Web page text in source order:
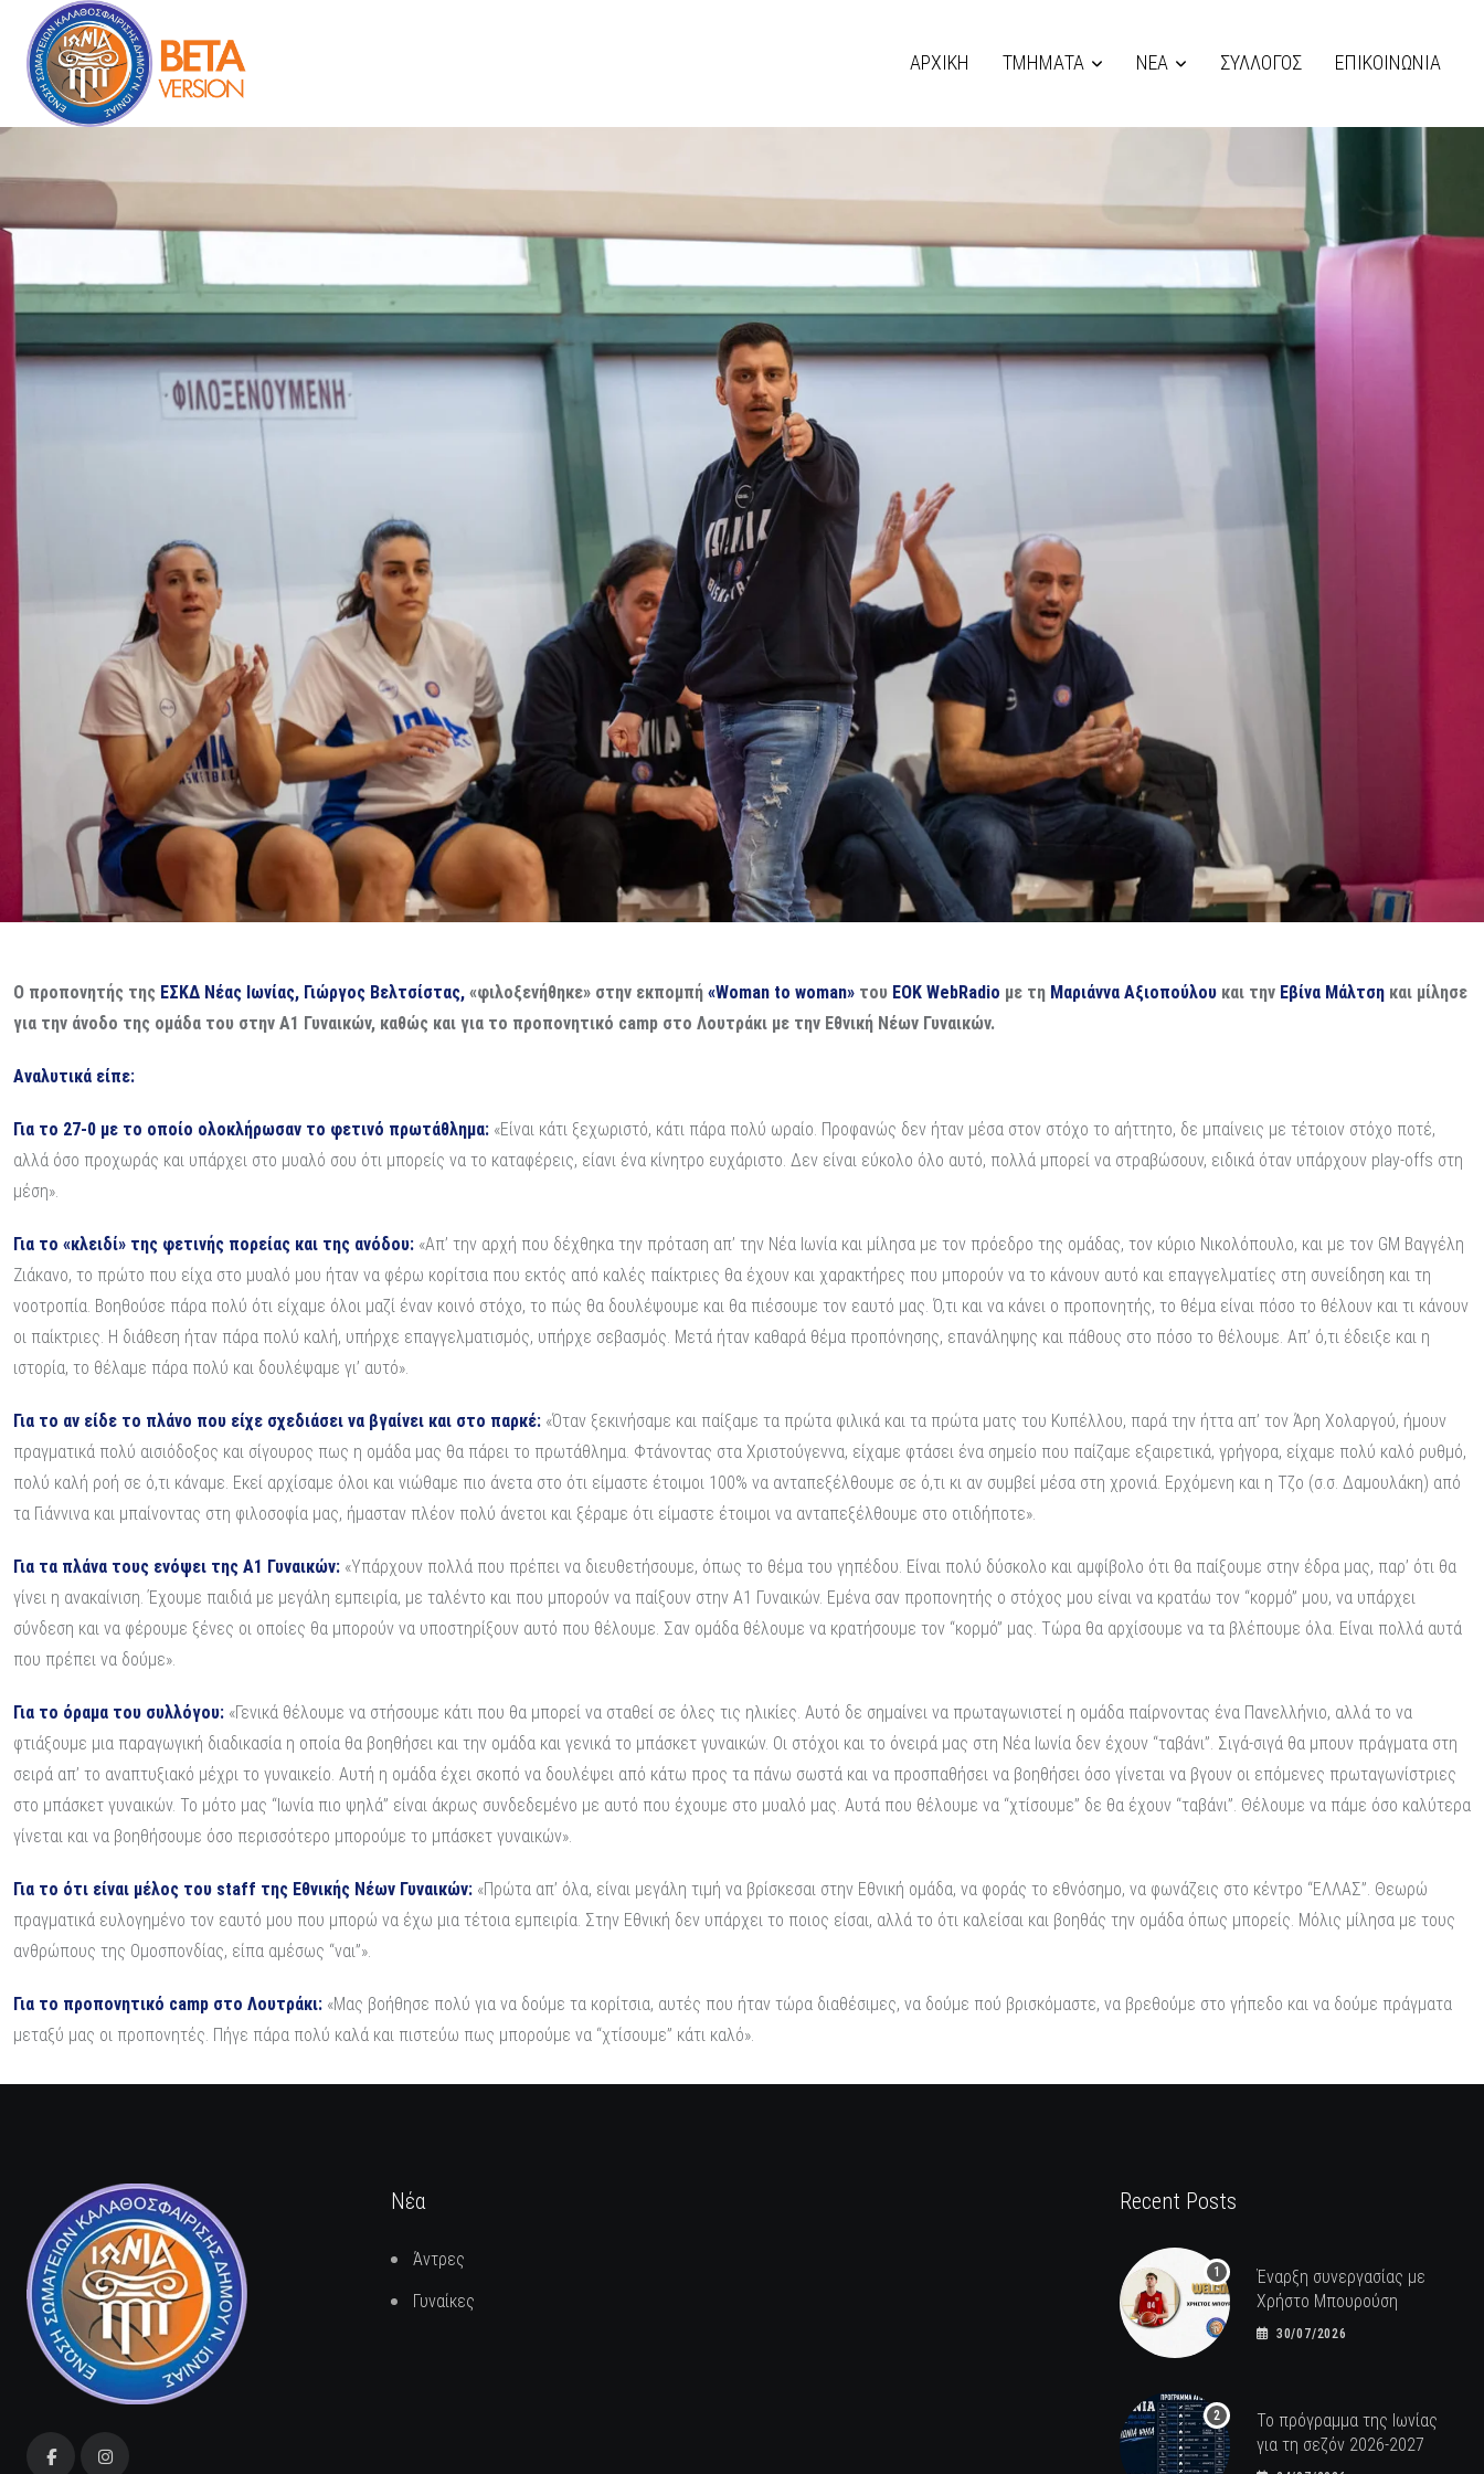
ΑΡΧΙΚΗ ΤΜΗΜΑΤΑ ΝΕΑ ΣΥΛΛΟΓΟΣ ΕΠΙΚΟΙΝΩΝΙΑ
Ο προπονητής της ΕΣΚΔ Νέας Ιωνίας, Γιώργος Βελτσίστας, «φιλοξενήθηκε» στην εκπομπή «Woman to woman» του EOK WebRadio με τη Μαριάννα Αξιοπούλου και την Εβίνα Μάλτση και μίλησε
για την άνοδο της ομάδα του στην Α1 Γυναικών, καθώς και για το προπονητικό camp στο Λουτράκι με την Εθνική Νέων Γυναικών.
Αναλυτικά είπε:
Για το 27-0 με το οποίο ολοκλήρωσαν το φετινό πρωτάθλημα: «Είναι κάτι ξεχωριστό, κάτι πάρα πολύ ωραίο. Προφανώς δεν ήταν μέσα στον στόχο το αήττητο, δε μπαίνεις με τέτοιον στόχο ποτέ,
αλλά όσο προχωράς και υπάρχει στο μυαλό σου ότι μπορείς να το καταφέρεις, είανι ένα κίνητρο ευχάριστο. Δεν είναι εύκολο όλο αυτό, πολλά μπορεί να στραβώσουν, ειδικά όταν υπάρχουν play-offs στη
μέση».
Για το «κλειδί» της φετινής πορείας και της ανόδου: «Απ’ την αρχή που δέχθηκα την πρόταση απ’ την Νέα Ιωνία και μίλησα με τον πρόεδρο της ομάδας, τον κύριο Νικολόπουλο, και με τον GM Βαγγέλη
Ζιάκανο, το πρώτο που είχα στο μυαλό μου ήταν να φέρω κορίτσια που εκτός από καλές παίκτριες θα έχουν και χαρακτήρες που μπορούν να το κάνουν αυτό και επαγγελματίες στη συνείδηση και τη
νοοτροπία. Βοηθούσε πάρα πολύ ότι είχαμε όλοι μαζί έναν κοινό στόχο, το πώς θα δουλέψουμε και θα πιέσουμε τον εαυτό μας. Ό,τι και να κάνει ο προπονητής, το θέμα είναι πόσο το θέλουν και τι κάνουν
οι παίκτριες. Η διάθεση ήταν πάρα πολύ καλή, υπήρχε επαγγελματισμός, υπήρχε σεβασμός. Μετά ήταν καθαρά θέμα προπόνησης, επανάληψης και πάθους στο πόσο το θέλουμε. Απ’ ό,τι έδειξε και η
ιστορία, το θέλαμε πάρα πολύ και δουλέψαμε γι’ αυτό».
Για το αν είδε το πλάνο που είχε σχεδιάσει να βγαίνει και στο παρκέ: «Όταν ξεκινήσαμε και παίξαμε τα πρώτα φιλικά και τα πρώτα ματς του Κυπέλλου, παρά την ήττα απ’ τον Άρη Χολαργού, ήμουν
πραγματικά πολύ αισιόδοξος και σίγουρος πως η ομάδα μας θα πάρει το πρωτάθλημα. Φτάνοντας στα Χριστούγεννα, είχαμε φτάσει ένα σημείο που παίζαμε εξαιρετικά, γρήγορα, είχαμε πολύ καλό ρυθμό,
πολύ καλή ροή σε ό,τι κάναμε. Εκεί αρχίσαμε όλοι και νιώθαμε πιο άνετα στο ότι είμαστε έτοιμοι 100% να ανταπεξέλθουμε σε ό,τι κι αν συμβεί μέσα στη χρονιά. Ερχόμενη και η Τζο (σ.σ. Δαμουλάκη) από
τα Γιάννινα και μπαίνοντας στη φιλοσοφία μας, ήμασταν πλέον πολύ άνετοι και ξέραμε ότι είμαστε έτοιμοι να ανταπεξέλθουμε στο οτιδήποτε».
Για τα πλάνα τους ενόψει της Α1 Γυναικών: «Υπάρχουν πολλά που πρέπει να διευθετήσουμε, όπως το θέμα του γηπέδου. Είναι πολύ δύσκολο και αμφίβολο ότι θα παίξουμε στην έδρα μας, παρ’ ότι θα
γίνει η ανακαίνιση. Έχουμε παιδιά με μεγάλη εμπειρία, με ταλέντο και που μπορούν να παίξουν στην Α1 Γυναικών. Εμένα σαν προπονητής ο στόχος μου είναι να κρατάω τον “κορμό” μου, να υπάρχει
σύνδεση και να φέρουμε ξένες οι οποίες θα μπορούν να υποστηρίξουν αυτό που θέλουμε. Σαν ομάδα θέλουμε να κρατήσουμε τον “κορμό” μας. Τώρα θα αρχίσουμε να τα βλέπουμε όλα. Είναι πολλά αυτά
που πρέπει να δούμε».
Για το όραμα του συλλόγου: «Γενικά θέλουμε να στήσουμε κάτι που θα μπορεί να σταθεί σε όλες τις ηλικίες. Αυτό δε σημαίνει να πρωταγωνιστεί η ομάδα παίρνοντας ένα Πανελλήνιο, αλλά το να
φτιάξουμε μια παραγωγική διαδικασία η οποία θα βοηθήσει και την ομάδα και γενικά το μπάσκετ γυναικών. Οι στόχοι και το όνειρά μας στη Νέα Ιωνία δεν έχουν “ταβάνι”. Σιγά-σιγά θα μπουν πράγματα στη
σειρά απ’ το αναπτυξιακό μέχρι το γυναικείο. Αυτή η ομάδα έχει σκοπό να δουλέψει από κάτω προς τα πάνω σωστά και να προσπαθήσει να βοηθήσει όσο γίνεται να βγουν οι επόμενες πρωταγωνίστριες
στο μπάσκετ γυναικών. Το μότο μας “Ιωνία πιο ψηλά” είναι άκρως συνδεδεμένο με αυτό που έχουμε στο μυαλό μας. Αυτά που θέλουμε να “χτίσουμε” δε θα έχουν “ταβάνι”. Θέλουμε να πάμε όσο καλύτερα
γίνεται και να βοηθήσουμε όσο περισσότερο μπορούμε το μπάσκετ γυναικών».
Για το ότι είναι μέλος του staff της Εθνικής Νέων Γυναικών: «Πρώτα απ’ όλα, είναι μεγάλη τιμή να βρίσκεσαι στην Εθνική ομάδα, να φοράς το εθνόσημο, να φωνάζεις στο κέντρο “ΕΛΛΑΣ”. Θεωρώ
πραγματικά ευλογημένο τον εαυτό μου που μπορώ να έχω μια τέτοια εμπειρία. Στην Εθνική δεν υπάρχει το ποιος είσαι, αλλά το ότι καλείσαι και βοηθάς την ομάδα όπως μπορείς. Μόλις μίλησα με τους
ανθρώπους της Ομοσπονδίας, είπα αμέσως “ναι”».
Για το προπονητικό camp στο Λουτράκι: «Μας βοήθησε πολύ για να δούμε τα κορίτσια, αυτές που ήταν τώρα διαθέσιμες, να δούμε πού βρισκόμαστε, να βρεθούμε στο γήπεδο και να δούμε πράγματα
μεταξύ μας οι προπονητές. Πήγε πάρα πολύ καλά και πιστεύω πως μπορούμε να “χτίσουμε” κάτι καλό».
Νέα
Άντρες
Γυναίκες
Recent Posts
Έναρξη συνεργασίας με
Χρήστο Μπουρούση
30/07/2026
Το πρόγραμμα της Ιωνίας
για τη σεζόν 2026-2027